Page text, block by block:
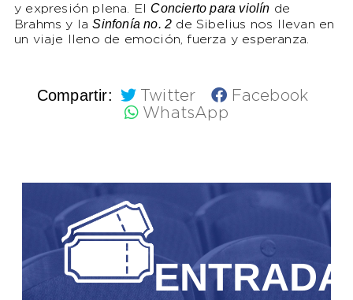
y expresión plena. El Concierto para violín de
Brahms y laSinfonía no. 2 de Sibelius nos llevan en
un viaje lleno de emoción, fuerza y esperanza.
Compartir: Twitter
Facebook
WhatsApp